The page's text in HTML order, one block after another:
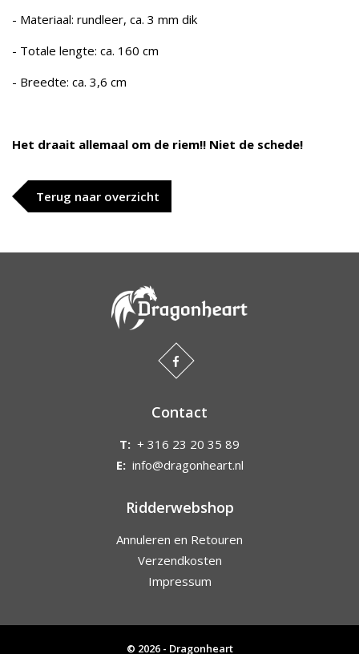
- Materiaal: rundleer, ca. 3 mm dik
- Totale lengte: ca. 160 cm
- Breedte: ca. 3,6 cm
Het draait allemaal om de riem!! Niet de schede!
Terug naar overzicht
Contact
T: + 316 23 20 35 89
E: info@dragonheart.nl
Ridderwebshop
Annuleren en Retouren
Verzendkosten
Impressum
© 2026 - Dragonheart